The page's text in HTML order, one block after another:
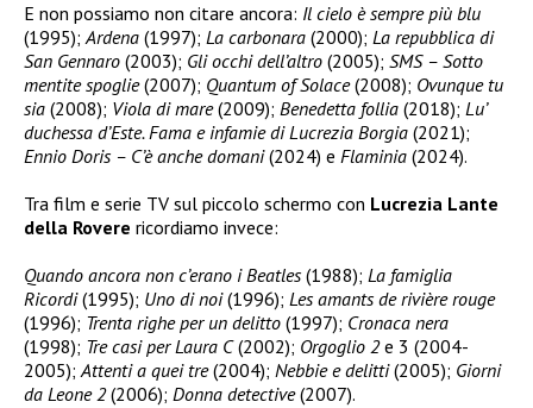
E non possiamo non citare ancora: Il cielo è sempre più blu
(1995);Ardena (1997); La carbonara (2000); La repubblica di
San Gennaro (2003); Gli occhi dell’altro (2005); SMS – Sotto
mentite spoglie(2007); Quantum of Solace(2008); Ovunque tu
sia (2008); Viola di mare(2009); Benedetta follia (2018); Lu’
duchessa d’Este. Fama e infamie di Lucrezia Borgia (2021);
Ennio Doris – C’è anche domani(2024) e Flaminia (2024).
Tra film e serie TV sul piccolo schermo con Lucrezia Lante
della Rovere ricordiamo invece:
Quando ancora non c’erano i Beatles(1988); La famiglia
Ricordi(1995); Uno di noi(1996); Les amants de rivière rouge
(1996); Trenta righe per un delitto (1997); Cronaca nera
(1998); Tre casi per Laura C(2002); Orgoglio 2e 3 (2004-
2005);Attenti a quei tre(2004); Nebbie e delitti(2005); Giorni
da Leone 2(2006); Donna detective(2007).